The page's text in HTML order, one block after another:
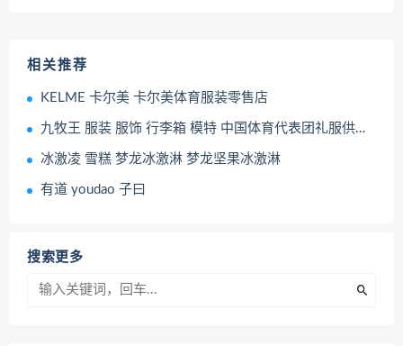
相关推荐
KELME 卡尔美 卡尔美体育服装零售店
九牧王 服装 服饰 行李箱 模特 中国体育代表团礼服供应商
冰激凌 雪糕 梦龙冰激淋 梦龙坚果冰激淋
有道 youdao 子曰
搜索更多